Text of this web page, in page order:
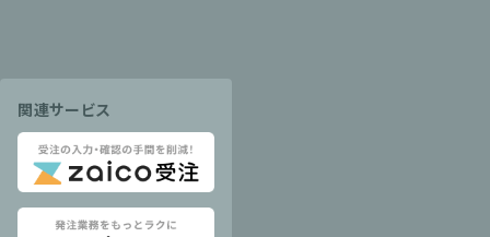
関連サービス